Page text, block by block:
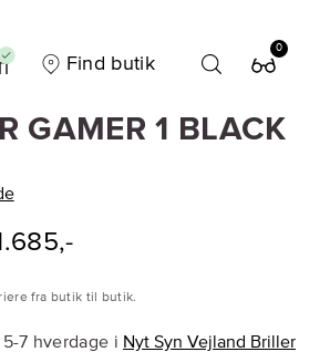
Find butik
0
GAMER 1 BLACK
fra butik til butik.
7 hverdage i Nyt Syn Vejland Briller